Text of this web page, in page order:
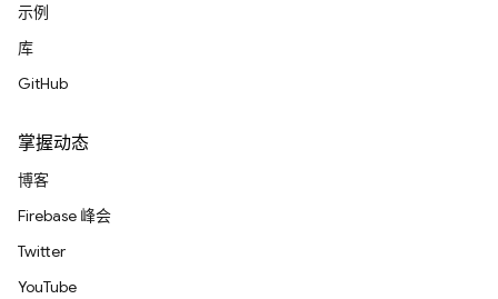
示例
库
GitHub
掌握动态
博客
Firebase 峰会
Twitter
YouTube